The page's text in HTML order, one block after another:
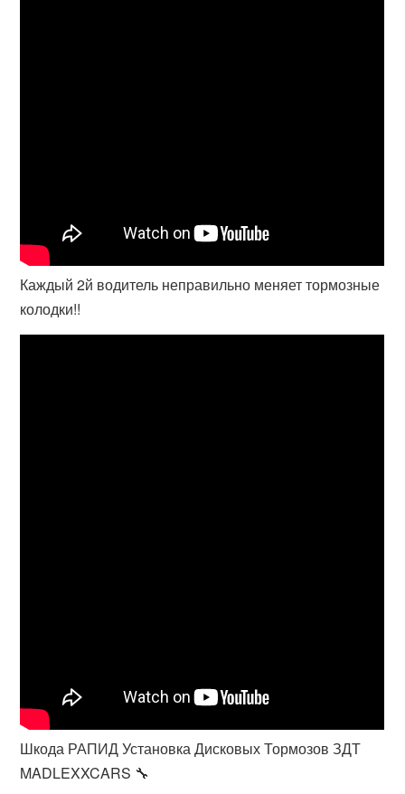
Каждый 2й водитель неправильно меняет тормозные
колодки!!
Шкода РАПИД Установка Дисковых Тормозов ЗДТ
MADLEXXCARS 🔧